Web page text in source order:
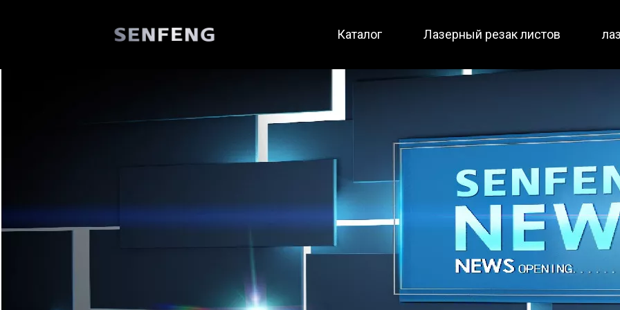
Каталог Лазерный резак листов